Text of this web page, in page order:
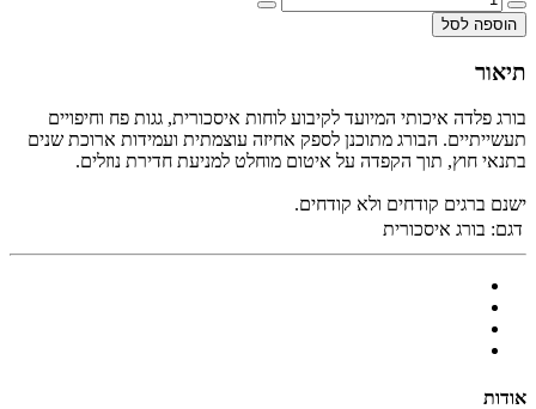
הוספה לסל
תיאור
בורג פלדה איכותי המיועד לקיבוע לוחות איסכורית, גגות פח וחיפויים
תעשייתיים. הבורג מתוכנן לספק אחיזה עוצמתית ועמידות ארוכת שנים
בתנאי חוץ, תוך הקפדה על איטום מוחלט למניעת חדירת נוזלים.
ישנם ברגים קודחים ולא קודחים.
דגם: בורג איסכורית
אודות